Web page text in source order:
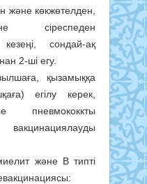
және көкжөтелден,
сіреспеден
сондай-ақ
2-ші егу.
қызамыққа
егілу керек,
пневмококкты
және В типті